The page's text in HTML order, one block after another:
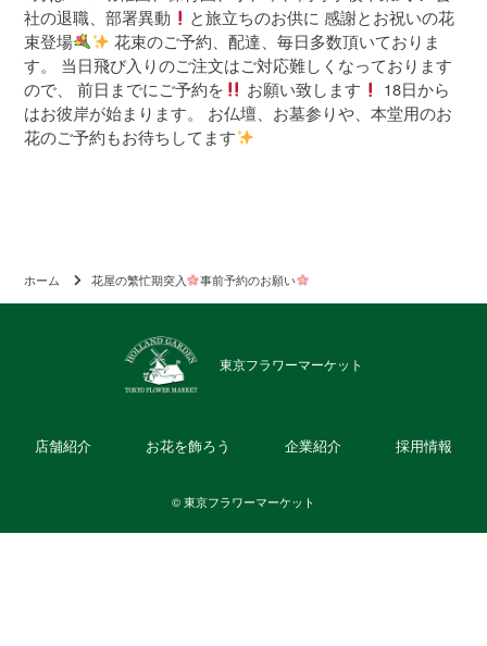
社の退職、部署異動
と旅立ちのお供に 感謝とお祝いの花
束登場
花束のご予約、配達、毎日多数頂いておりま
す。 当日飛び入りのご注文はご対応難しくなっております
ので、 前日までにご予約を
お願い致します
18日から
はお彼岸が始まります。 お仏壇、お墓参りや、本堂用のお
花のご予約もお待ちしてます
ホーム 花屋の繁忙期突入 事前予約のお願い
東京フラワーマーケット
店舗紹介 お花を飾ろう 企業紹介 採用情報
© 東京フラワーマーケット